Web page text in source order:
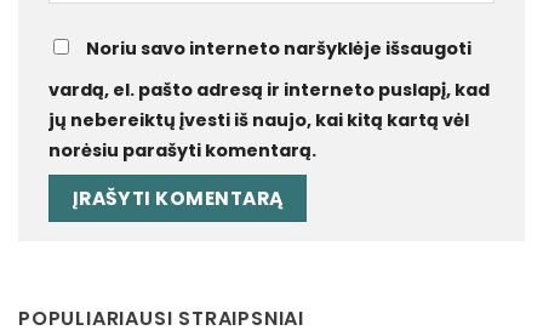
Noriu savo interneto naršyklėje išsaugoti
vardą, el. pašto adresą ir interneto puslapį, kad
jų nebereiktų įvesti iš naujo, kai kitą kartą vėl
norėsiu parašyti komentarą.
POPULIARIAUSI STRAIPSNIAI